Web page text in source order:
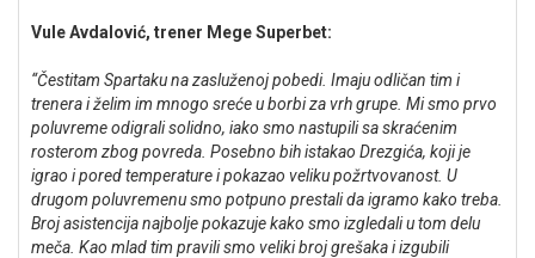
Vule Avdalović, trener Mege Superbet:
“Čestitam Spartaku na zasluženoj pobedi. Imaju odličan tim i
trenera i želim im mnogo sreće u borbi za vrh grupe. Mi smo prvo
poluvreme odigrali solidno, iako smo nastupili sa skraćenim
rosterom zbog povreda. Posebno bih istakao Drezgića, koji je
igrao i pored temperature i pokazao veliku požrtvovanost. U
drugom poluvremenu smo potpuno prestali da igramo kako treba.
Broj asistencija najbolje pokazuje kako smo izgledali u tom delu
meča. Kao mlad tim pravili smo veliki broj grešaka i izgubili